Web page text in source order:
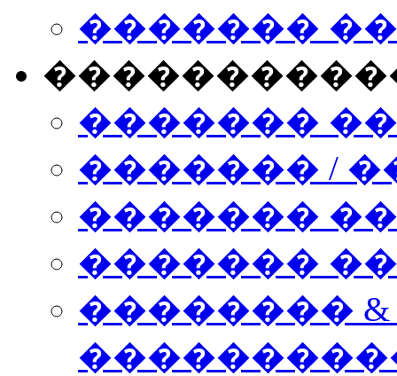
�������
�������
������� /
�������
������� ���
��������